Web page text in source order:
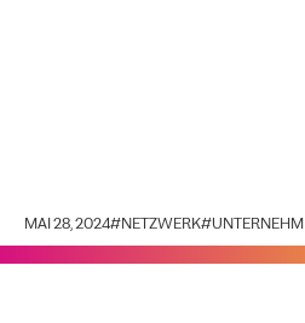
MAI 28, 2024#NETZWERK#